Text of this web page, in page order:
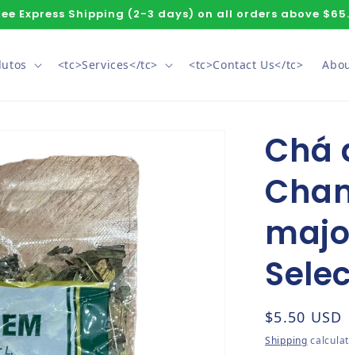
Express Shipping (2-3 days) on all orders above
<tc>Services</tc> <tc>Contact Us</tc>
Chá
Regular
$5.50 USD
Shipping